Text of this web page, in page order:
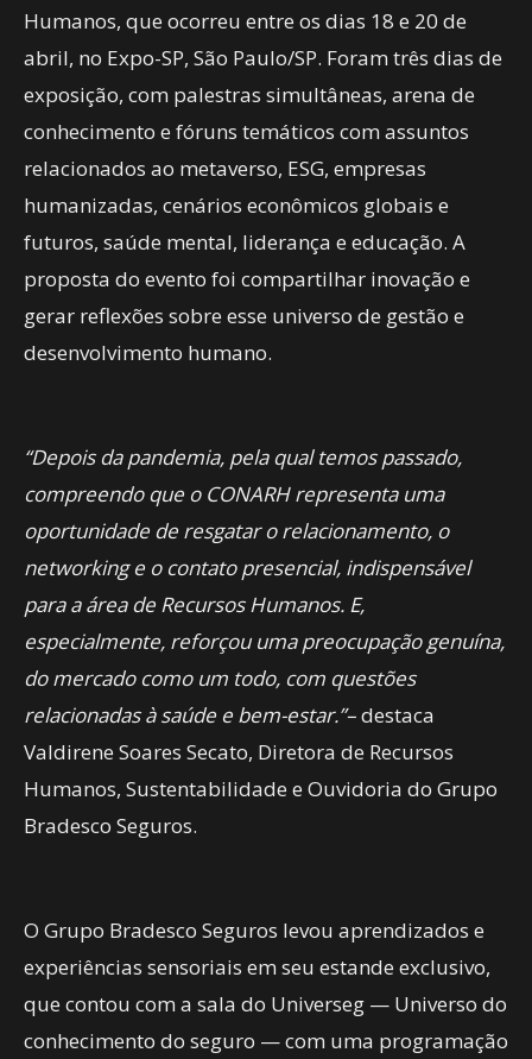
Humanos, que ocorreu entre os dias 18 e 20 de
abril, no Expo-SP, São Paulo/SP. Foram três dias de
exposição, com palestras simultâneas, arena de
conhecimento e fóruns temáticos com assuntos
relacionados ao metaverso, ESG, empresas
humanizadas, cenários econômicos globais e
futuros, saúde mental, liderança e educação. A
proposta do evento foi compartilhar inovação e
gerar reflexões sobre esse universo de gestão e
desenvolvimento humano.
“Depois da pandemia, pela qual temos passado,
compreendo que o CONARH representa uma
oportunidade de resgatar o relacionamento, o
networking e o contato presencial, indispensável
para a área de Recursos Humanos. E,
especialmente, reforçou uma preocupação genuína,
do mercado como um todo, com questões
relacionadas à saúde e bem-estar.”–destaca
Valdirene Soares Secato, Diretora de Recursos
Humanos, Sustentabilidade e Ouvidoria do Grupo
Bradesco Seguros.
O Grupo Bradesco Seguros levou aprendizados e
experiências sensoriais em seu estande exclusivo,
que contou com a sala do Universeg — Universo do
conhecimento do seguro — com uma programação